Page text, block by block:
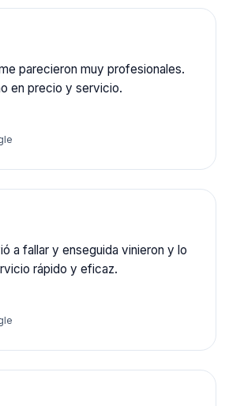
parecieron muy profesionales.
en precio y servicio.
a fallar y enseguida vinieron y lo
rápido y eficaz.